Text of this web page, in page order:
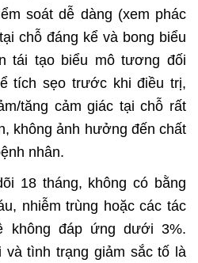
soát dễ dàng (xem phác
chỗ đáng kể và bong biểu
tái tạo biểu mô tương đối
tích sẹo trước khi điều trị,
tăng cảm giác tại chỗ rất
không ảnh hưởng đến chất
nhân.
18 tháng, không có bằng
nhiễm trùng hoặc các tác
không đáp ứng dưới 3%.
và tình trạng giảm sắc tố là